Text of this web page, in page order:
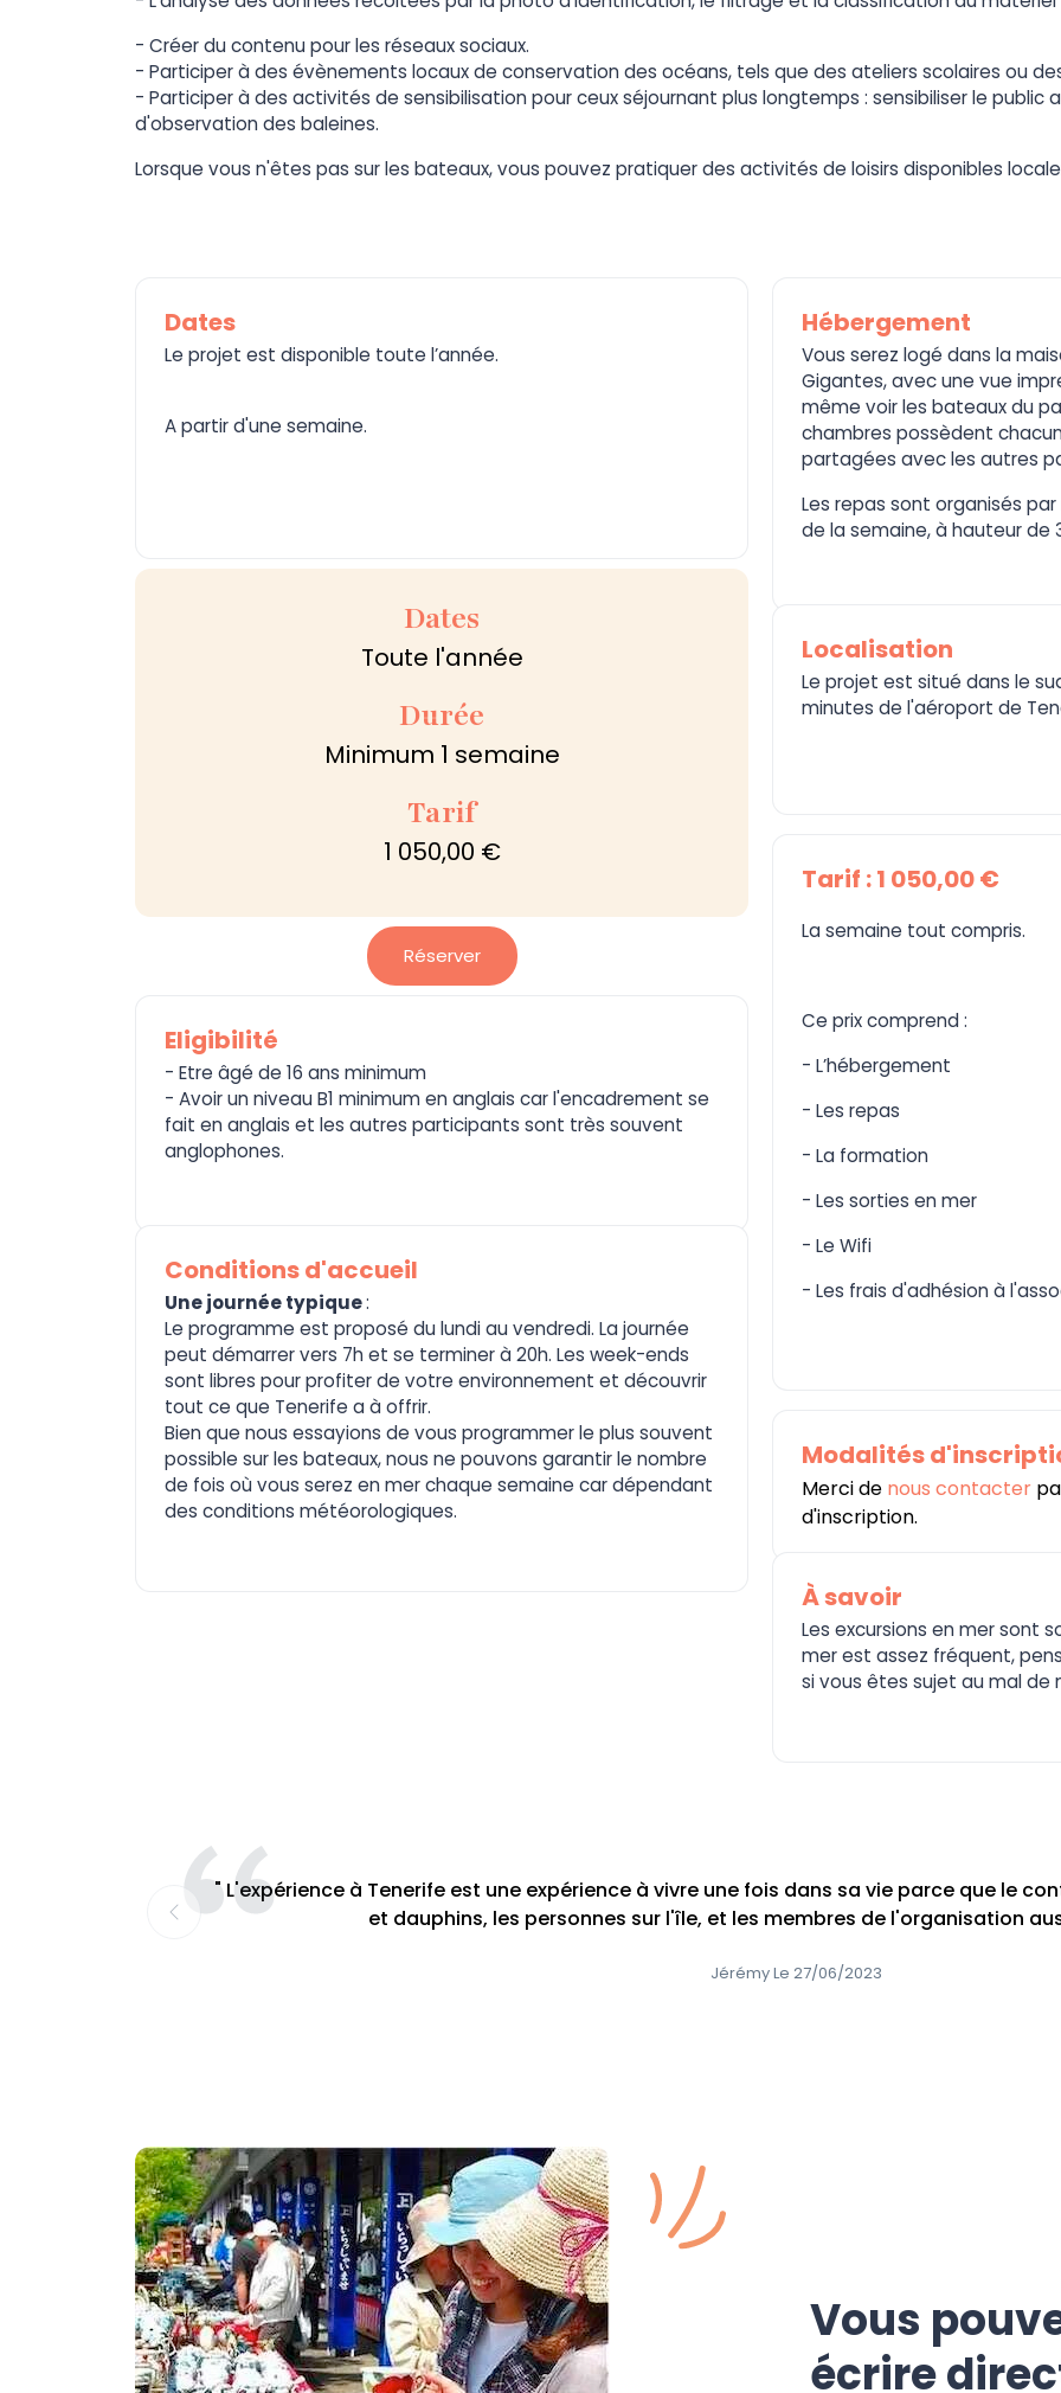
- Créer du contenu pour les réseaux sociaux.
- Participer à des évènements locaux de conservation des océans, tels que des ateliers scolaires ou
- Participer à des activités de sensibilisation pour ceux séjournant plus longtemps : sensibiliser le public
d'observation des baleines.
Lorsque vous n'êtes pas sur les bateaux, vous pouvez pratiquer des activités de loisirs disponibles
Dates
Le projet est disponible toute l’année.
A partir d'une semaine.
Hébergement
Vous serez logé dans la
Gigantes, avec une vue
même voir les bateaux du
chambres possèdent
partagées avec les autres
Les repas sont organisés
de la semaine, à hauteur de
Dates
Toute l'année
Durée
Minimum 1 semaine
Tarif
1 050,00 €
Réserver
Localisation
Le projet est situé dans le
minutes de l'aéroport de
Tarif : 1 050,00 €
La semaine tout compris.
Ce prix comprend :
- L’hébergement
- Les repas
- La formation
- Les sorties en mer
- Le Wifi
- Les frais d'adhésion à
Eligibilité
- Etre âgé de 16 ans minimum
- Avoir un niveau B1 minimum en anglais car l'encadrement se
fait en anglais et les autres participants sont très souvent
anglophones.
Conditions d'accueil
Une journée typique:
Le programme est proposé du lundi au vendredi. La journée
peut démarrer vers 7h et se terminer à 20h. Les week-ends
sont libres pour profiter de votre environnement et découvrir
tout ce que Tenerife a à offrir.
Bien que nous essayions de vous programmer le plus souvent
possible sur les bateaux, nous ne pouvons garantir le nombre
de fois où vous serez en mer chaque semaine car dépendant
des conditions météorologiques.
Modalités
Merci de nous contacter
d'inscription.
À savoir
Les excursions en mer sont
mer est assez fréquent,
si vous êtes sujet au mal de
" L'expérience à Tenerife est une expérience à vivre une fois dans sa vie parce que le
et dauphins, les personnes sur l'île, et les membres de l'organisation
Jérémy Le 27/06/2023
Vous
écrire